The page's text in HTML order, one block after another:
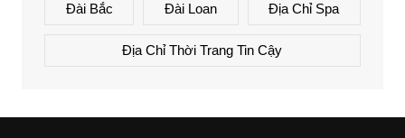
Đài Bắc Đài Loan Địa Chỉ Spa
Địa Chỉ Thời Trang Tin Cậy